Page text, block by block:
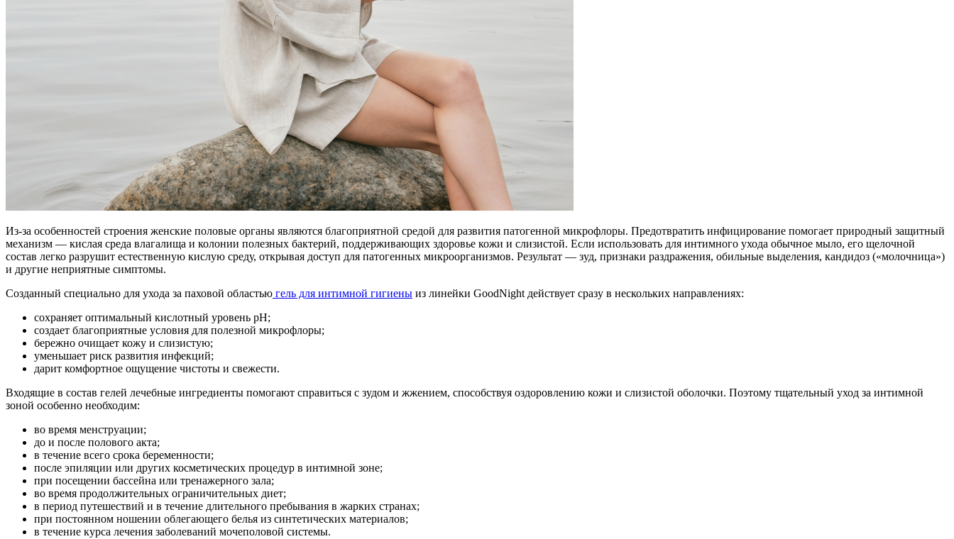
Из-за особенностей строения женские половые органы являются благоприятной средой для развития патогенной микрофлоры. Предотвратить инфицирование помогает природный защитный
механизм — кислая среда влагалища и колонии полезных бактерий, поддерживающих здоровье кожи и слизистой. Если использовать для интимного ухода обычное мыло, его щелочной
состав легко разрушит естественную кислую среду, открывая доступ для патогенных микроорганизмов. Результат — зуд, признаки раздражения, обильные выделения, кандидоз («молочница»)
и другие неприятные симптомы.
Созданный специально для ухода за паховой областью гель для интимной гигиены из линейки GoodNight действует сразу в нескольких направлениях:
сохраняет оптимальный кислотный уровень рН;
создает благоприятные условия для полезной микрофлоры;
бережно очищает кожу и слизистую;
уменьшает риск развития инфекций;
дарит комфортное ощущение чистоты и свежести.
Входящие в состав гелей лечебные ингредиенты помогают справиться с зудом и жжением, способствуя оздоровлению кожи и слизистой оболочки. Поэтому тщательный уход за интимной
зоной особенно необходим:
во время менструации;
до и после полового акта;
в течение всего срока беременности;
после эпиляции или других косметических процедур в интимной зоне;
при посещении бассейна или тренажерного зала;
во время продолжительных ограничительных диет;
в период путешествий и в течение длительного пребывания в жарких странах;
при постоянном ношении облегающего белья из синтетических материалов;
в течение курса лечения заболеваний мочеполовой системы.